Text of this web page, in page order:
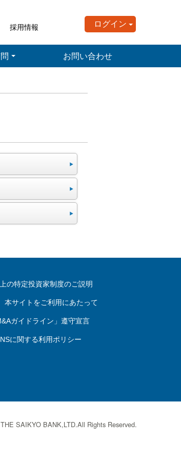
採用情報 ログイン
お問い合わせ
の特定投資家制度のご説明
本サイトをご利用にあたって
ガイドライン」遵守宣言
に関する利用ポリシー
SAIKYO BANK,LTD.All Rights Reserved.